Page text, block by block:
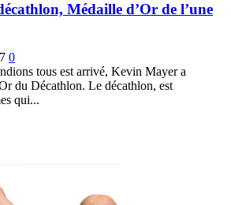
Médaille d’Or de l’une
0
tous est arrivé, Kevin Mayer a
du Décathlon. Le décathlon, est
qui...